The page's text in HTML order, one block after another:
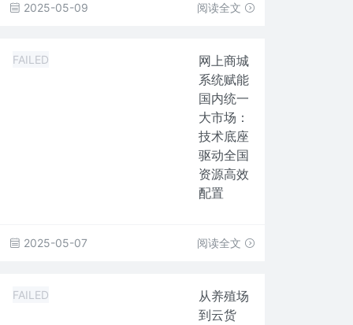
2025-05-09 阅读全文
FAILED
网上商城
系统赋能
国内统一
大市场：
技术底座
驱动全国
资源高效
配置
2025-05-07 阅读全文
FAILED
从养殖场
到云货